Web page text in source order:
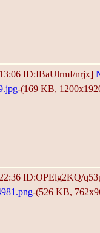
ID:IBaUlrmI/nrjx]
-(169 KB,
ID:OPElg2KQ/
-(526 KB,